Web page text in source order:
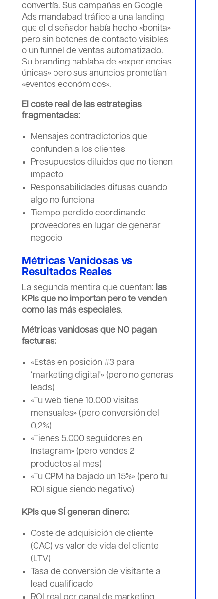
convertía. Sus campañas en Google
Ads mandabad tráfico a una landing
que el diseñador había hecho «bonita»
pero sin botones de contacto visibles
o un funnel de ventas automatizado.
Su branding hablaba de «experiencias
únicas» pero sus anuncios prometían
«eventos económicos».
El coste real de las estrategias
fragmentadas:
Mensajes contradictorios que
confunden a los clientes
Presupuestos diluidos que no tienen
impacto
Responsabilidades difusas cuando
algo no funciona
Tiempo perdido coordinando
proveedores en lugar de generar
negocio
Métricas Vanidosas vs
Resultados Reales
La segunda mentira que cuentan: las
KPIs que no importan pero te venden
como las más especiales.
Métricas vanidosas que NO pagan
facturas:
«Estás en posición #3 para
‘marketing digital'» (pero no generas
leads)
«Tu web tiene 10.000 visitas
mensuales» (pero conversión del
0,2%)
«Tienes 5.000 seguidores en
Instagram» (pero vendes 2
productos al mes)
«Tu CPM ha bajado un 15%» (pero tu
ROI sigue siendo negativo)
KPIs que SÍ generan dinero:
Coste de adquisición de cliente
(CAC) vs valor de vida del cliente
(LTV)
Tasa de conversión de visitante a
lead cualificado
ROI real por canal de marketing